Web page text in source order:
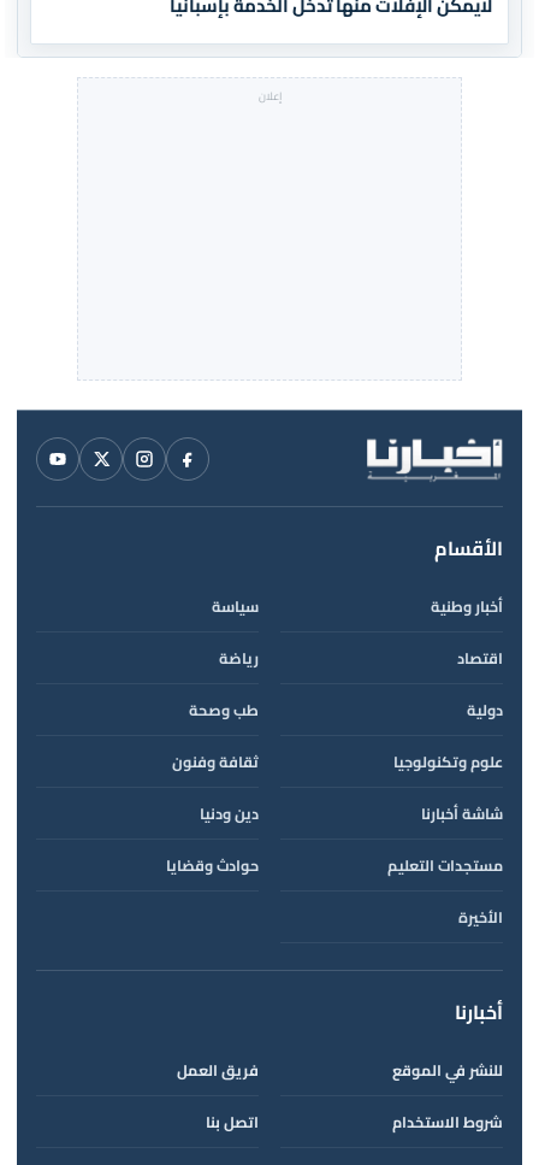
الأقسام
أخبار وطنية
سياسة
اقتصاد
رياضة
دولية
طب وصحة
علوم وتكنولوجيا
ثقافة وفنون
شاشة أخبارنا
دين ودنيا
مستجدات التعليم
حوادث وقضايا
الأخيرة
أخبارنا
للنشر في الموقع
فريق العمل
شروط الاستخدام
اتصل بنا